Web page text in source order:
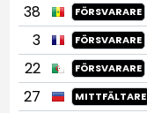
38
FÖRSVARARE
3 FÖRSVARARE
22
FÖRSVARARE
27 MITTFÄLTARE